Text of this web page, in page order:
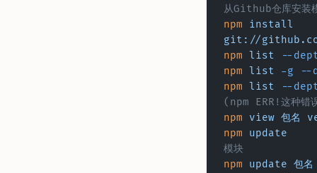
从Github仓库安装
npm install
git://
npm list --
npm list -g --
npm list --
(npm ERR!这种错
npm view 包名
npm update
模块
npm update 包名